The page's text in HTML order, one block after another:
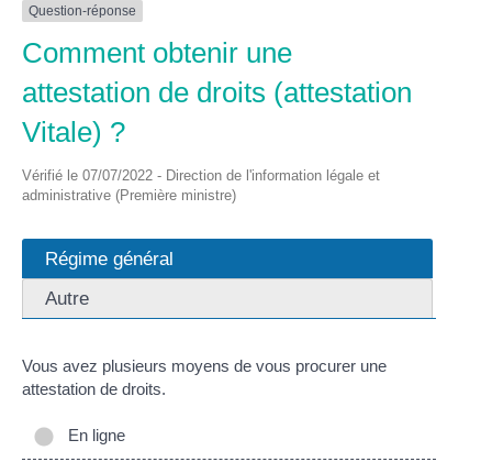
Question-réponse
Comment obtenir une
attestation de droits (attestation
Vitale) ?
Vérifié le 07/07/2022 - Direction de l'information légale et
administrative (Première ministre)
Régime général
Autre
Vous avez plusieurs moyens de vous procurer une
attestation de droits.
En ligne